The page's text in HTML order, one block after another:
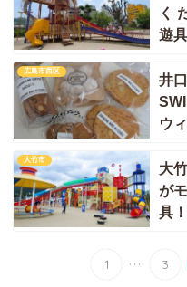
く
遊
広島市西区
井
ウ
大竹市
大
が
具！
1 ... 3